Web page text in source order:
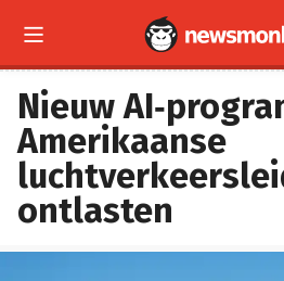

Nieuw
Amerikaanse
ontlasten